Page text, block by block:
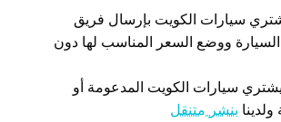
سيارات الكويت بإرسال فريق
ووضع السعر المناسب لها دون
سيارات الكويت المدعومة أو
بنشر متنقل